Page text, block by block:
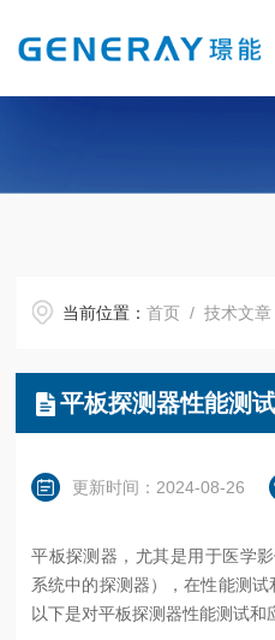
当前位置：首页 /技术文章
平板探测器性能测
更新时间：2024-08-26
平板探测器，尤其是用于医学
系统中的探测器），在性能测试
以下是对平板探测器性能测试和